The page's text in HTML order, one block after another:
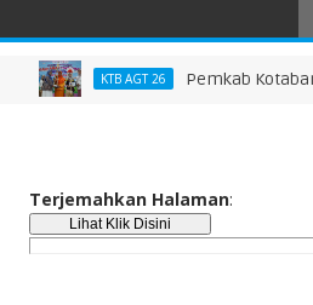
KTB AGT 26 Pemkab Kotabaru
Terjemahkan Halaman: